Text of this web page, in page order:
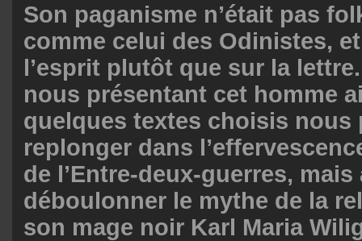
Son paganisme n’était pas
comme celui des Odinistes,
l’esprit plutôt que sur la
nous présentant cet homme
quelques textes choisis nous
replonger dans
de l’Entre-deux-guerres, mais
déboulonner le mythe de la
son mage noir Karl Maria